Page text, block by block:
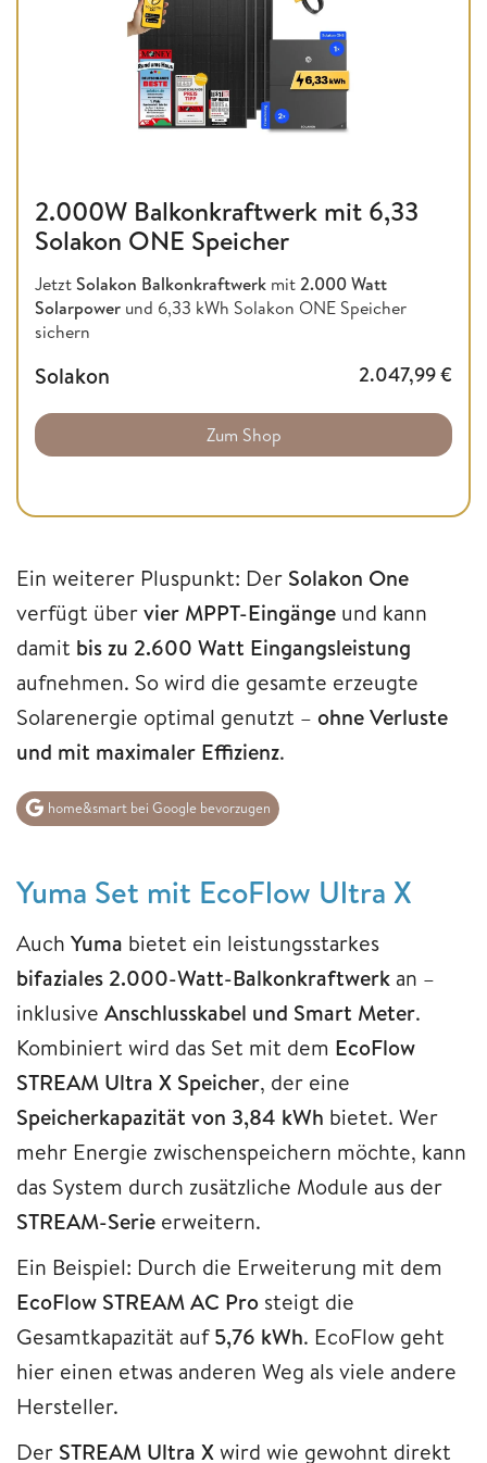
2.000W Balkonkraftwerk mit 6,33
Solakon ONE Speicher
JetztSolakon Balkonkraftwerk mit2.000 Watt
Solarpower und 6,33 kWh Solakon ONE Speicher
sichern
Solakon 2.047,99€
Zum Shop
Ein weiterer Pluspunkt: Der Solakon One
verfügt übervier MPPT-Eingänge und kann
damit bis zu 2.600 Watt Eingangsleistung
aufnehmen. So wird die gesamte erzeugte
Solarenergie optimal genutzt – ohne Verluste
und mit maximaler Effizienz.
home&smart bei Google bevorzugen
Yuma Set mit EcoFlow Ultra X
Auch Yuma bietet ein leistungsstarkes
bifaziales 2.000-Watt-Balkonkraftwerk an –
inklusive Anschlusskabel und Smart Meter.
Kombiniert wird das Set mit dem EcoFlow
STREAM Ultra X Speicher, der eine
Speicherkapazität von 3,84 kWh bietet. Wer
mehr Energie zwischenspeichern möchte, kann
das System durch zusätzliche Module aus der
STREAM-Serie erweitern.
Ein Beispiel: Durch die Erweiterung mit dem
EcoFlow STREAM AC Pro steigt die
Gesamtkapazität auf5,76 kWh. EcoFlow geht
hier einen etwas anderen Weg als viele andere
Hersteller.
Der STREAM Ultra Xwird wie gewohnt direkt